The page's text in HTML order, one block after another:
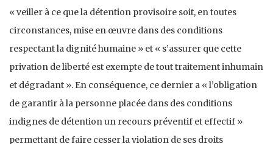
« veiller à ce que la détention provisoire soit, en toutes
circonstances, mise en œuvre dans des conditions
respectant la dignité humaine » et « s’assurer que cette
privation de liberté est exempte de tout traitement inhumain
et dégradant ». En conséquence, ce dernier a « l’obligation
de garantir à la personne placée dans des conditions
indignes de détention un recours préventif et effectif »
permettant de faire cesser la violation de ses droits